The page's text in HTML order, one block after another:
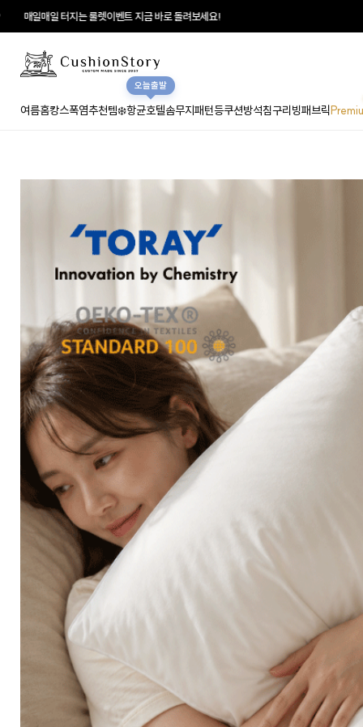
렛이벤트 지금 바로 돌려보세요!
여름홈캉스폭염추천템❄️항균호텔솜
오늘출발
무지패턴등쿠션방석침구리빙패브릭